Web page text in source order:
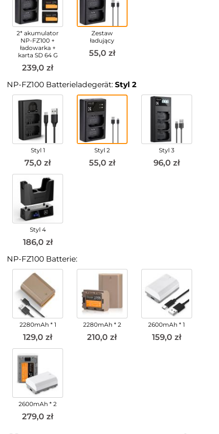
2* akumulator
NP-FZ100 +
ładowarka +
karta SD 64 G
239,0 zł
Zestaw
ładujący
55,0 zł
NP-FZ100 Batterieladegerät:Styl 2
Styl 1
75,0 zł
Styl 2
55,0 zł
Styl 3
96,0 zł
Styl 4
186,0 zł
NP-FZ100 Batterie:
2280mAh * 1
129,0 zł
2280mAh * 2
210,0 zł
2600mAh * 1
159,0 zł
2600mAh * 2
279,0 zł